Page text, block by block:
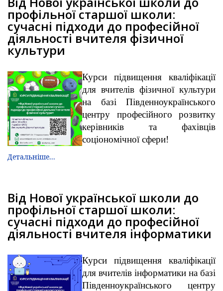
профільної старшої школи:
сучасні підходи до професійної
діяльності вчителя фізичної
культури
Курси підвищення кваліфікації
для вчителів фізичної культури
на базі Південноукраїнського
центру професійного розвитку
керівників та фахівців
соціономічної сфери!
Детальніше...
Від Нової української школи до
профільної старшої школи:
сучасні підходи до професійної
діяльності вчителя інформатики
Курси підвищення кваліфікації
для вчителів інформатики на базі
Південноукраїнського центру